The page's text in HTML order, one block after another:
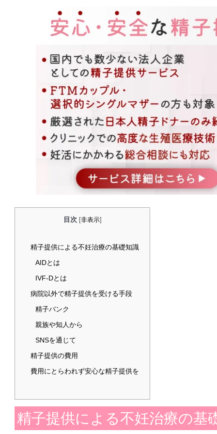
目次 [非表示]
精子提供による不妊治療の基礎知識
AIDとは
IVF-Dとは
病院以外で精子提供を受ける手段
精子バンク
親族や知人から
SNSを通じて
精子提供の費用
費用にとらわれず安心な精子提供を
精子提供による不妊治療の基